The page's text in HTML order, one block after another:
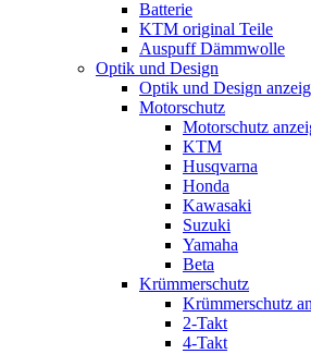
Batterie
KTM original Teile
Auspuff Dämmwolle
Optik und Design
Optik und Design
Motorschutz
Motorschutz
KTM
Husqvarna
Honda
Kawasaki
Suzuki
Yamaha
Beta
Krümmerschutz
Krümmerschutz
2-Takt
4-Takt